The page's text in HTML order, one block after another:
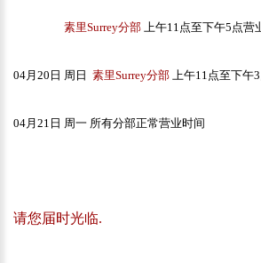
素里Surrey分部 上午11点至下午5点营
04月20日 周日 素里Surrey分部 上午11点至下午
04月21日 周一 所有分部正常营业时间
请您届时光临.